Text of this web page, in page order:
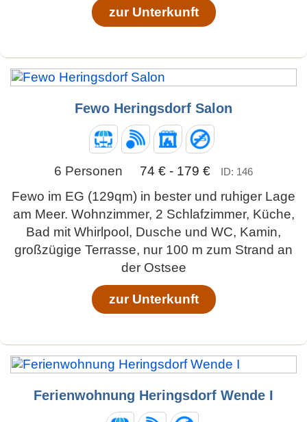
zur Unterkunft
Fewo Heringsdorf Salon
6 Personen 74 € - 179 € ID: 146
Fewo im EG (129qm) in bester und ruhiger Lage
am Meer. Wohnzimmer, 2 Schlafzimmer, Küche,
Bad mit Whirlpool, Dusche und WC, Kamin,
großzügige Terrasse, nur 100 m zum Strand an
der Ostsee
zur Unterkunft
Ferienwohnung Heringsdorf Wende I